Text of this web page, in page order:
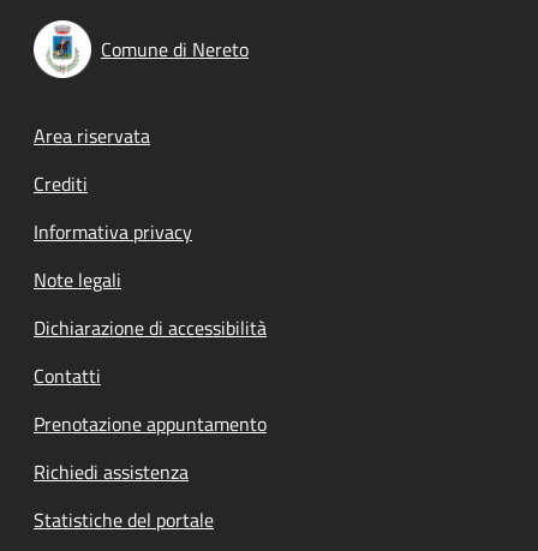
Comune di Nereto
Footer menu
Area riservata
Crediti
Informativa privacy
Note legali
Dichiarazione di accessibilità
Contatti
Prenotazione appuntamento
Richiedi assistenza
Statistiche del portale